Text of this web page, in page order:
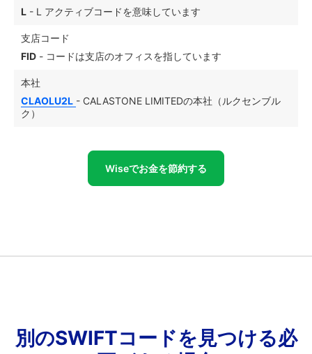
L - L アクティブコードを意味しています
支店コード
FID - コードは支店のオフィスを指しています
本社
CLAOLU2L - CALASTONE LIMITEDの本社（ルクセンブル
ク）
Wiseでお金を節約する
別のSWIFTコードを見つける必